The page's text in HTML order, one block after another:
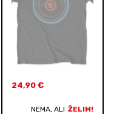
24,90 €
NEMA, ALI ŽELIM!